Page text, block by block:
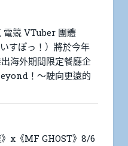
電競 VTuber 團體
すぽっ！）將於今年
海外期間限定餐廳企
！～駛向更遠的
》x《MF GHOST》8/6